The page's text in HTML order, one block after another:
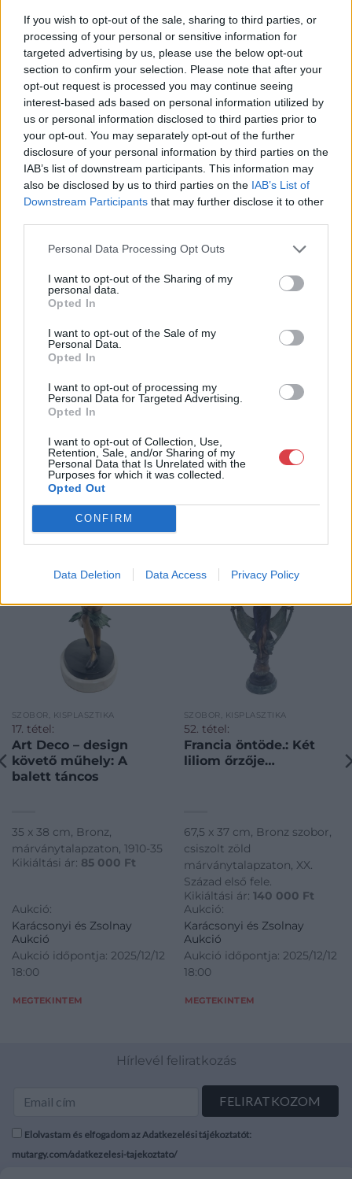
If you wish to opt-out of the sale, sharing to third parties, or
processing of your personal or sensitive information for
targeted advertising by us, please use the below opt-out
section to confirm your selection. Please note that after your
opt-out request is processed you may continue seeing
interest-based ads based on personal information utilized by
us or personal information disclosed to third parties prior to
your opt-out. You may separately opt-out of the further
disclosure of your personal information by third parties on the
IAB’s list of downstream participants. This information may
also be disclosed by us to third parties on the IAB’s List of
Downstream Participants that may further disclose it to other
Personal Data Processing Opt Outs
I want to opt-out of the Sharing of my
personal data.
Opted In
I want to opt-out of the Sale of my
Personal Data.
Opted In
I want to opt-out of processing my
Personal Data for Targeted Advertising.
Opted In
I want to opt-out of Collection, Use,
Retention, Sale, and/or Sharing of my
Personal Data that Is Unrelated with the
Purposes for which it was collected.
Opted Out
CONFIRM
Data Deletion Data Access Privacy Policy
Kategória: Szobor, kisplasztika
Kikiáltási ár:90 000 Ft
Aukció adatai
Aukció neve: Karácsonyi és Zsolnay Aukció
Aukció dátuma: 2025.12.12
Aukció helye: Öttevény, Földváry Kastély
Tételszám: 31
Eladó adatai
Weboldal:
https://foldvaryaukcio.hu/
GALÉRIA TOVÁBBI MŰTÁRGYAI
KAPCSOLÓDÓ MŰTÁRGYAK
SZOBOR, KISPLASZTIKA
17. tétel:
Art Deco – design
követő műhely: A
balett táncos
35 x 38 cm, Bronz,
márványtalapzaton, 1910-35
Kikiáltási ár: 85 000 Ft
Aukció:
Karácsonyi és Zsolnay
Aukció
Aukció időpontja: 2025/12/12
18:00
MEGTEKINTEM
SZOBOR, KISPLASZTIKA
52. tétel:
Francia öntöde.: Két
liliom őrzője…
67,5 x 37 cm, Bronz szobor,
csiszolt zöld
márványtalapzaton, XX.
Század első fele.
Kikiáltási ár: 140 000 Ft
Aukció:
Karácsonyi és Zsolnay
Aukció
Aukció időpontja: 2025/12/12
18:00
MEGTEKINTEM
Hírlevél feliratkozás
Elolvastam és elfogadom az Adatkezelési tájékoztatót:
mutargy.com/adatkezelesi-tajekoztato/